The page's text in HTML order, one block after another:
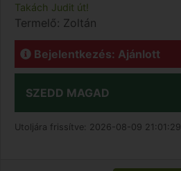
Takách Judit út!
Termelő: Zoltán
Bejelentkezés: Ajánlott
SZEDD MAGAD
Utoljára frissítve: 2026-08-09 21:01:29